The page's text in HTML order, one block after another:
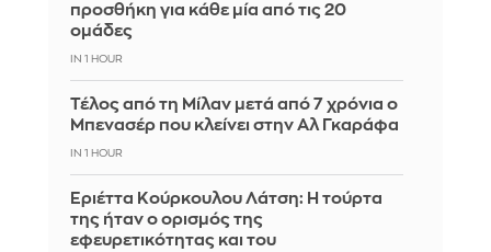
προσθήκη για κάθε μία από τις 20
ομάδες
IN 1 HOUR
Τέλος από τη Μίλαν μετά από 7 χρόνια ο
Μπενασέρ που κλείνει στην Αλ Γκαράφα
IN 1 HOUR
Εριέττα Κούρκουλου Λάτση: Η τούρτα
της ήταν ο ορισμός της
εφευρετικότητας και του